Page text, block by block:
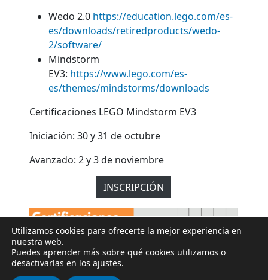
Wedo 2.0 https://education.lego.com/es-
es/downloads/retiredproducts/wedo-
2/software/
Mindstorm
EV3: https://www.lego.com/es-
es/themes/mindstorms/downloads
Certificaciones LEGO Mindstorm EV3
Iniciación: 30 y 31 de octubre
Avanzado: 2 y 3 de noviembre
INSCRIPCIÓN
Utilizamos cookies para ofrecerte la mejor experiencia en
nuestra web.
Puedes aprender más sobre qué cookies utilizamos o
desactivarlas en los ajustes.